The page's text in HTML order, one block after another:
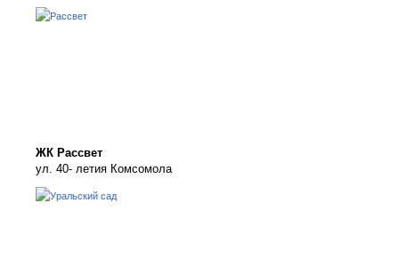
ЖК Рассвет
ул. 40- летия Комсомола